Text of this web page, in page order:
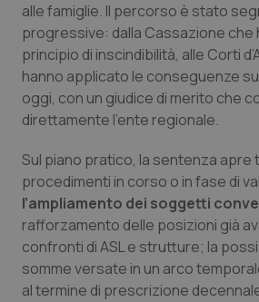
Psoriasi & pelle
Quotidiano Cardiologia
Quotidiano Chirurgia
Quotidiano Oncologia
Quotidiano Pediatria
Rene & patologie
alle famiglie. Il percorso è stato
progressive: dalla Cassazione che
principio di inscindibilità, alle Corti
hanno applicato le conseguenze
oggi, con un giudice di merito che
direttamente l’ente regionale.
Sul piano pratico, la sentenza apre
procedimenti in corso o in fase di
l’ampliamento dei soggetti
rafforzamento delle posizioni già
confronti di ASL e strutture; la
somme versate in un arco
al termine di prescrizione